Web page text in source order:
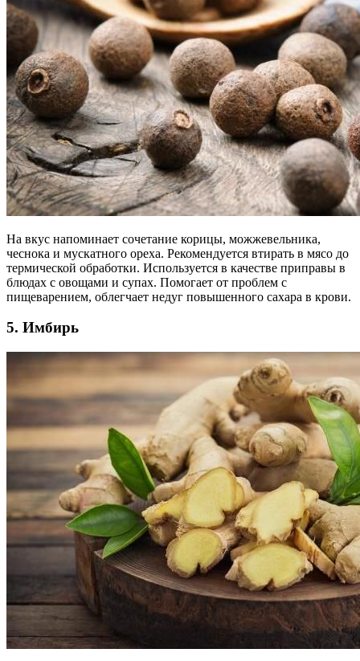
На вкус напоминает сочетание корицы, можжевельника,
чеснока и мускатного ореха. Рекомендуется втирать в мясо до
термической обработки. Используется в качестве приправы в
блюдах с овощами и супах. Помогает от проблем с
пищеварением, облегчает недуг повышенного сахара в крови.
5. Имбирь